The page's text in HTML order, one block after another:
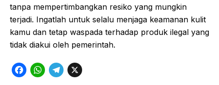
tanpa mempertimbangkan resiko yang mungkin
terjadi. Ingatlah untuk selalu menjaga keamanan kulit
kamu dan tetap waspada terhadap produk ilegal yang
tidak diakui oleh pemerintah.
F
W
T
X